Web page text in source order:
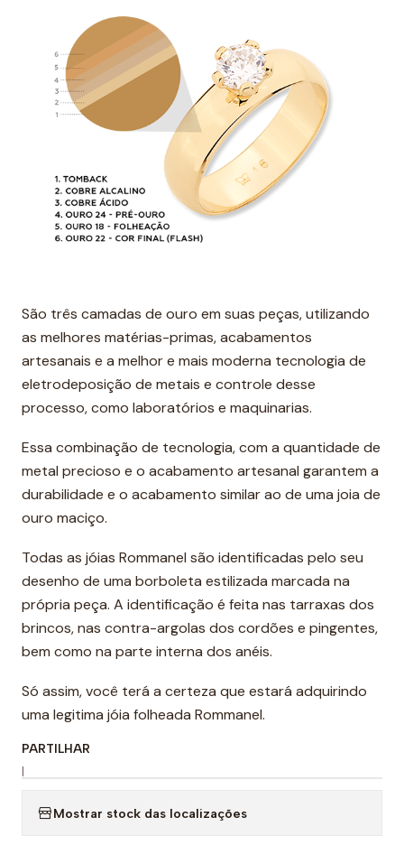
São três camadas de ouro em suas peças, utilizando
as melhores matérias-primas, acabamentos
artesanais e a melhor e mais moderna tecnologia de
eletrodeposição de metais e controle desse
processo, como laboratórios e maquinarias.
Essa combinação de tecnologia, com a quantidade de
metal precioso e o acabamento artesanal garantem a
durabilidade e o acabamento similar ao de uma joia de
ouro maciço.
Todas as jóias Rommanel são identificadas pelo seu
desenho de uma borboleta estilizada marcada na
própria peça. A identificação é feita nas tarraxas dos
brincos, nas contra-argolas dos cordões e pingentes,
bem como na parte interna dos anéis.
Só assim, você terá a certeza que estará adquirindo
uma legitima jóia folheada Rommanel.
PARTILHAR
|
Mostrar stock das localizações